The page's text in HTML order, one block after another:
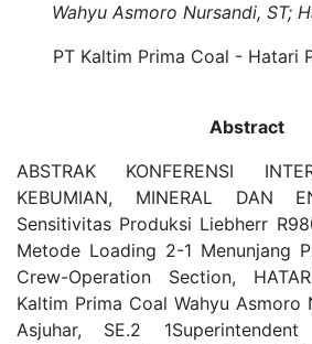
Wahyu Asmoro Nursandi, ST;
PT Kaltim Prima Coal - Hatari
Abstract
ABSTRAK KONFERENSI
KEBUMIAN, MINERAL DAN
Sensitivitas Produksi Liebherr
Metode Loading 2-1 Menunjang
Crew-Operation Section,
Kaltim Prima Coal Wahyu Asmoro
Asjuhar, SE.2